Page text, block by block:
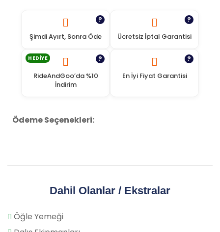
Şimdi Ayırt, Sonra Öde
?
Ücretsiz İptal Garantisi
?
HEDIYE
RideAndGoo’da %10
İndirim
?
En İyi Fiyat Garantisi
?
Ödeme Seçenekleri:
Dahil Olanlar / Ekstralar
Öğle Yemeği